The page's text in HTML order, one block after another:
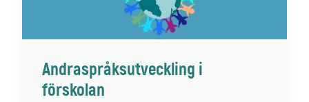
Andraspråksutveckling i
förskolan